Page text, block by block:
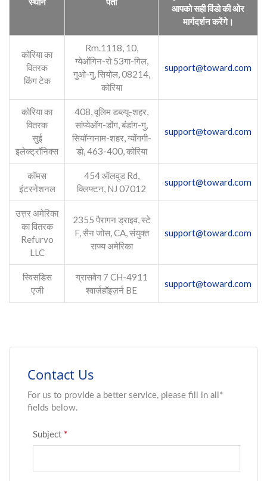
आपको सही विंडो की ओर
मार्गदर्शन करेंगे।
कोरिया का
वितरक
किंग टेक
Rm.1118, 10,
ग्येओंगिन-रो 53गा-गिल,
गुओ-गु, सियोल, 08214,
कोरिया
support@toward.com
कोरिया का
वितरक
सुई
इलेक्ट्रॉनिक्स
408, वूलिम डब्ल्यू-शहर,
सांप्येओंग-डोंग, बंडांग-गु,
सियॉन्गनाम-शहर, ग्योंगगी-
डो, 463-400, कोरिया
support@toward.com
कॉमस
इंटरनेशनल
454 ऑलवुड Rd,
क्लिफ्टन, NJ 07012
support@toward.com
उत्तर अमेरिका
का वितरक
Refurvo
LLC
2355 पैरागन ड्राइव, स्टे
F, सैन जोस, CA, संयुक्त
राज्य अमेरिका
support@toward.com
स्विसडिस
एजी
ग्रासवेग 7 CH-4911
श्वार्ज़हॉइज़र्न BE
support@toward.com